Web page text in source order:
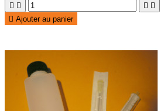
   
 Ajouter au panier